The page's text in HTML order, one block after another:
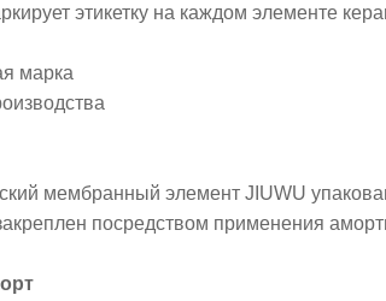
этикетку на каждом элементе
марка
мембранный элемент JIUWU
посредством применения